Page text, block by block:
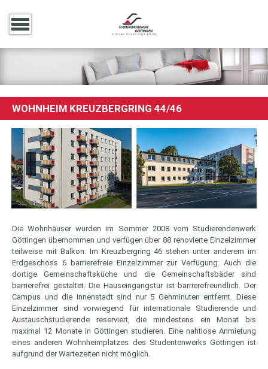
WOHNHEIM KREUZBERGRING 44/46
Die Wohnhäuser wurden im Sommer 2008 vom Studierendenwerk
Göttingen übernommen und verfügen über 88 renovierte Einzelzimmer
teilweise mit Balkon. Im Kreuzbergring 46 stehen unter anderem im
Erdgeschoss 6 barrierefreie Einzelzimmer zur Verfügung. Auch die
dortige Gemeinschaftsküche und die Gemeinschaftsbäder sind
barrierefrei gestaltet. Die Hauseingangstür ist barrierefreundlich. Der
Campus und die Innenstadt sind nur 5 Gehminuten entfernt. Diese
Einzelzimmer sind vorwiegend für internationale Studierende und
Austauschstudierende reserviert, die mindestens ein Monat bis
maximal 12 Monate in Göttingen studieren. Eine nahtlose Anmietung
eines anderen Wohnheimplatzes des Studentenwerks Göttingen ist
aufgrund der Wartezeiten nicht möglich.